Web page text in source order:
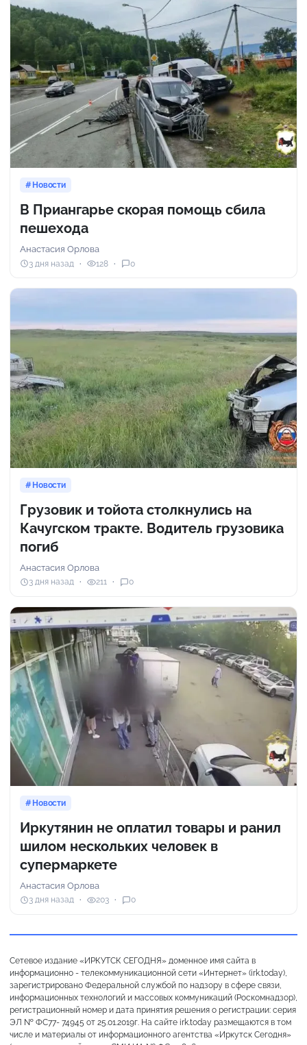
Новости
В Приангарье скорая помощь сбила
пешехода
Анастасия Орлова
3 дня назад 128 0
Новости
Грузовик и тойота столкнулись на
Качугском тракте. Водитель грузовика
погиб
Анастасия Орлова
3 дня назад 211 0
Новости
Иркутянин не оплатил товары и ранил
шилом нескольких человек в
супермаркете
Анастасия Орлова
3 дня назад 203 0
Сетевое издание «ИРКУТСК СЕГОДНЯ» доменное имя сайта в
информационно - телекоммуникационной сети «Интернет» (irk.today),
зарегистрировано Федеральной службой по надзору в сфере связи,
информационных технологий и массовых коммуникаций (Роскомнадзор),
регистрационный номер и дата принятия решения о регистрации: серия
ЭЛ № ФС77- 74945 от 25.01.2019г. На сайте irk.today размещаются в том
числе и материалы от информационного агентства «Иркутск Сегодня»